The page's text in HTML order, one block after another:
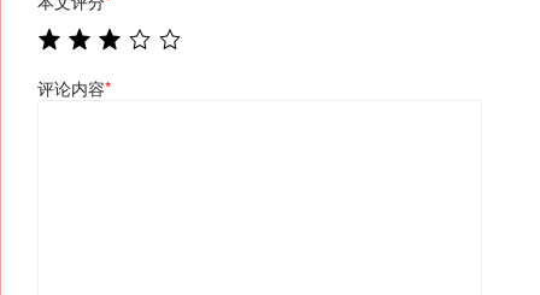
评论内容*